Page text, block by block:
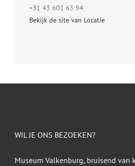
+31 43 601 63 94
Bekijk de site van Locatie
WIL JE ONS BEZOEKEN?
Museum Valkenburg, bruisend van